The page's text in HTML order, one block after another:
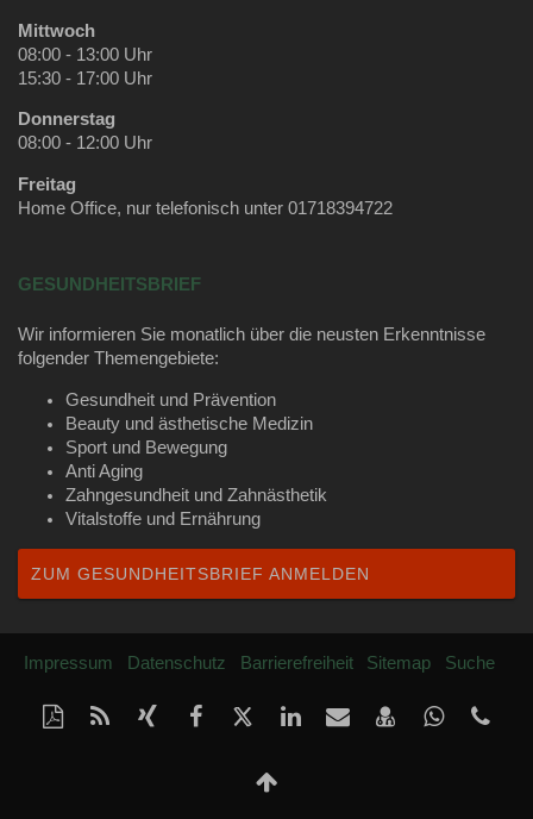
Mittwoch
08:00 - 13:00 Uhr
15:30 - 17:00 Uhr
Donnerstag
08:00 - 12:00 Uhr
Freitag
Home Office, nur telefonisch unter 01718394722
GESUNDHEITSBRIEF
Wir informieren Sie monatlich über die neusten Erkenntnisse
folgender Themengebiete:
Gesundheit und Prävention
Beauty und ästhetische Medizin
Sport und Bewegung
Anti Aging
Zahngesundheit und Zahnästhetik
Vitalstoffe und Ernährung
ZUM GESUNDHEITSBRIEF ANMELDEN
Impressum Datenschutz Barrierefreiheit Sitemap Suche
Diese
Seite
RSS-
Feed
Auf
Xing
Auf
Facebook
Auf
Twitter
LinkedIn
Per
Mail
vCard
speichern
Auf
Whatsapp